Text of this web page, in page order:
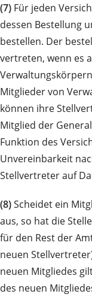
(7) Für jeden
dessen Bestellung
bestellen. Der
vertreten, wenn es
Mitglieder von
können ihre
Mitglied der
Funktion des
Unvereinbarkeit
Stellvertreter auf
(8)Scheidet ein
aus, so hat die
für den Rest der
neuen
neuen Mitgliedes
des neuen